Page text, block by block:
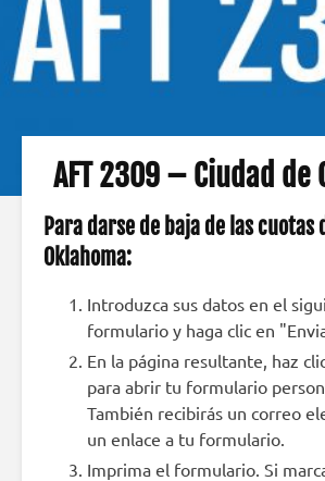
AFT 2309 – Ciudad de
Para darse de baja de las cuotas
Oklahoma:
Introduzca sus datos en el
formulario y haga clic en
En la página resultante, haz
para abrir tu formulario
También recibirás un correo
un enlace a tu formulario.
Imprima el formulario. Si